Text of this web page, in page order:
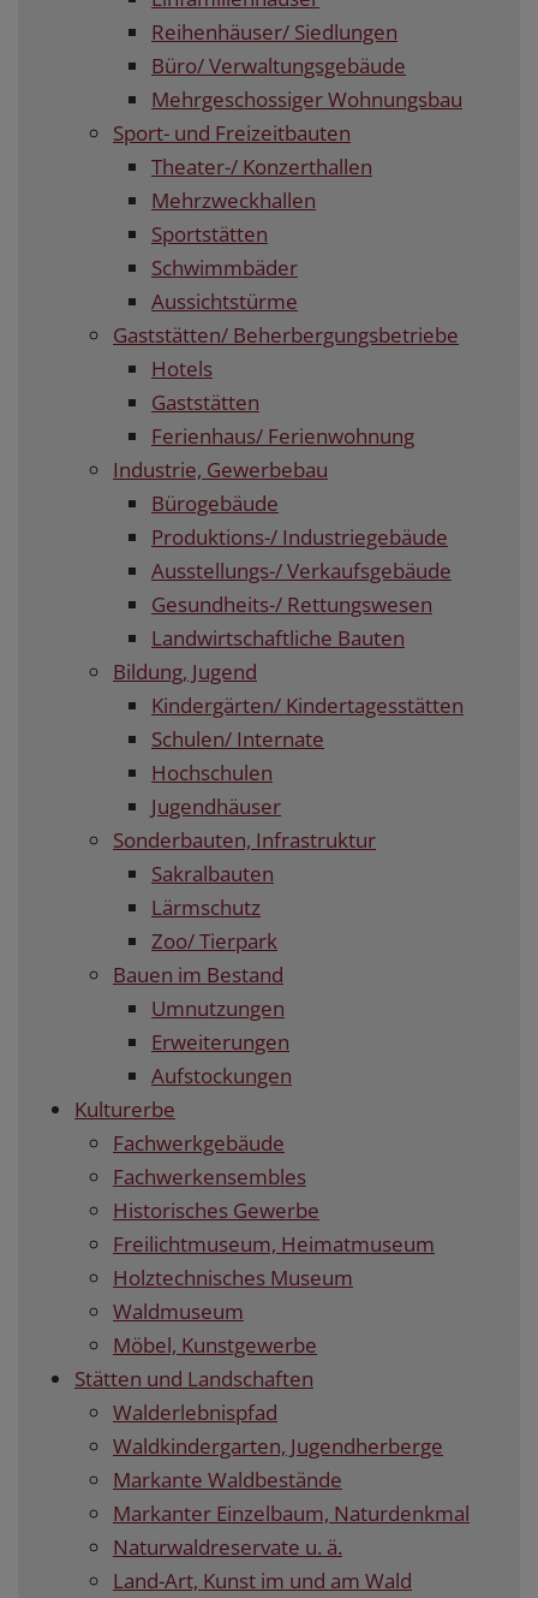
Reihenhäuser/ Siedlungen
Büro/ Verwaltungsgebäude
Mehrgeschossiger Wohnungsbau
Sport- und Freizeitbauten
Theater-/ Konzerthallen
Mehrzweckhallen
Sportstätten
Schwimmbäder
Aussichtstürme
Gaststätten/ Beherbergungsbetriebe
Hotels
Gaststätten
Ferienhaus/ Ferienwohnung
Industrie, Gewerbebau
Bürogebäude
Produktions-/ Industriegebäude
Ausstellungs-/ Verkaufsgebäude
Gesundheits-/ Rettungswesen
Landwirtschaftliche Bauten
Bildung, Jugend
Kindergärten/ Kindertagesstätten
Schulen/ Internate
Hochschulen
Jugendhäuser
Sonderbauten, Infrastruktur
Sakralbauten
Lärmschutz
Zoo/ Tierpark
Bauen im Bestand
Umnutzungen
Erweiterungen
Aufstockungen
Kulturerbe
Fachwerkgebäude
Fachwerkensembles
Historisches Gewerbe
Freilichtmuseum, Heimatmuseum
Holztechnisches Museum
Waldmuseum
Möbel, Kunstgewerbe
Stätten und Landschaften
Walderlebnispfad
Waldkindergarten, Jugendherberge
Markante Waldbestände
Markanter Einzelbaum, Naturdenkmal
Naturwaldreservate u. ä.
Land-Art, Kunst im und am Wald